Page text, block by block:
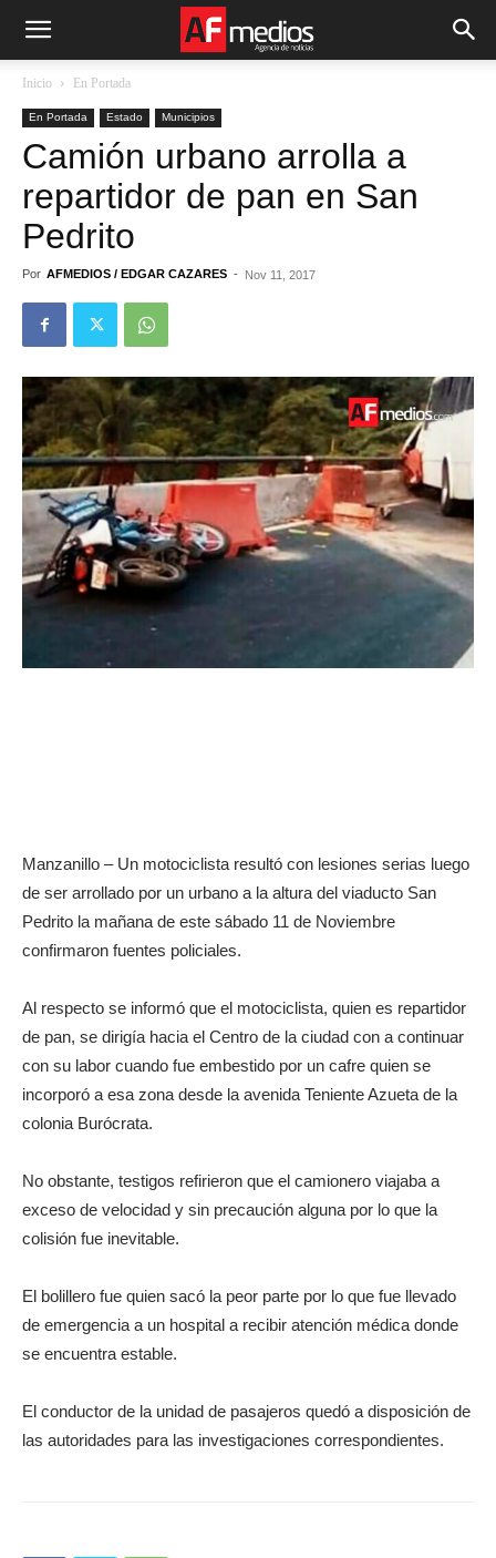
Inicio En Portada
En Portada Estado Municipios
Camión urbano arrolla a
repartidor de pan en San
Pedrito
Por AFMEDIOS / EDGAR CAZARES - Nov 11, 2017
Manzanillo – Un motociclista resultó con lesiones serias luego
de ser arrollado por un urbano a la altura del viaducto San
Pedrito la mañana de este sábado 11 de Noviembre
confirmaron fuentes policiales.
Al respecto se informó que el motociclista, quien es repartidor
de pan, se dirigía hacia el Centro de la ciudad con a continuar
con su labor cuando fue embestido por un cafre quien se
incorporó a esa zona desde la avenida Teniente Azueta de la
colonia Burócrata.
No obstante, testigos refirieron que el camionero viajaba a
exceso de velocidad y sin precaución alguna por lo que la
colisión fue inevitable.
El bolillero fue quien sacó la peor parte por lo que fue llevado
de emergencia a un hospital a recibir atención médica donde
se encuentra estable.
El conductor de la unidad de pasajeros quedó a disposición de
las autoridades para las investigaciones correspondientes.